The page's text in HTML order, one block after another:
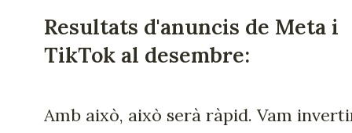
Resultats d'anuncis de Meta i
TikTok al desembre:
Amb això, això serà ràpid. Vam